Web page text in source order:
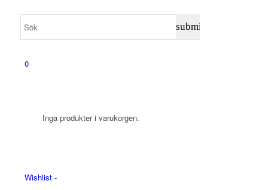
0
Inga produkter i varukorgen.
Wishlist -